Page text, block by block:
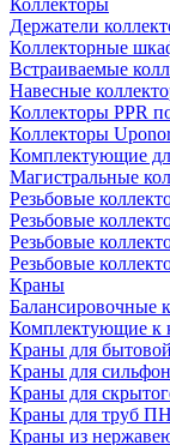
Держатели
Коллекторные
Встраиваемые
Навесные
Коллекторы PPR
Коллекторы
Комплектующие
Магистральные
Резьбовые
Резьбовые
Резьбовые
Резьбовые
Краны
Балансировочные
Комплектующие к
Краны для
Краны для
Краны для
Краны для труб
Краны из